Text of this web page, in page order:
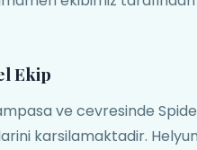
Ekip
ve cevresinde
karsilamaktadir.